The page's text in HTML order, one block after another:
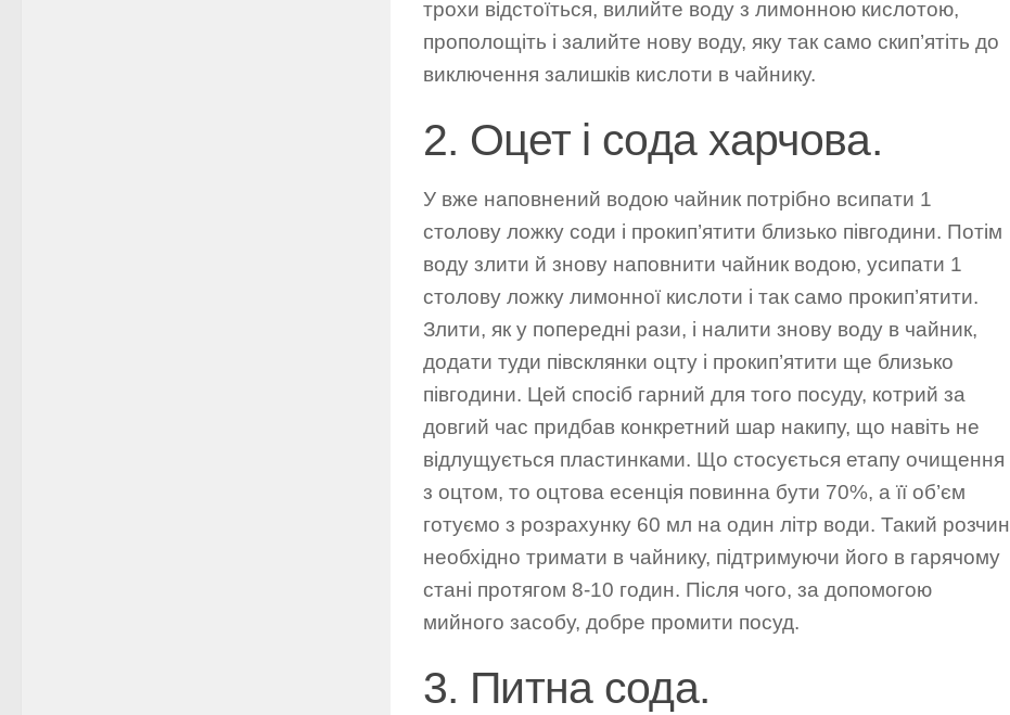
трохи відстоїться, вилийте воду з лимонною кислотою,
прополощіть і залийте нову воду, яку так само скип’ятіть до
виключення залишків кислоти в чайнику.
2. Оцет і сода харчова.
У вже наповнений водою чайник потрібно всипати 1
столову ложку соди і прокип’ятити близько півгодини. Потім
воду злити й знову наповнити чайник водою, усипати 1
столову ложку лимонної кислоти і так само прокип’ятити.
Злити, як у попередні рази, і налити знову воду в чайник,
додати туди півсклянки оцту і прокип’ятити ще близько
півгодини. Цей спосіб гарний для того посуду, котрий за
довгий час придбав конкретний шар накипу, що навіть не
відлущується пластинками. Що стосується етапу очищення
з оцтом, то оцтова есенція повинна бути 70%, а її об’єм
готуємо з розрахунку 60 мл на один літр води. Такий розчин
необхідно тримати в чайнику, підтримуючи його в гарячому
стані протягом 8-10 годин. Після чого, за допомогою
мийного засобу, добре промити посуд.
3. Питна сода.